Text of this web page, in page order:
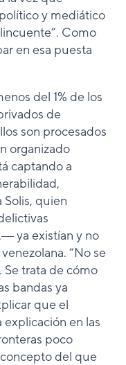
y mediático
Como
en esa puesta
del 1% de los
de
son procesados
organizado
captando a
quien
ya existían y no
“No se
Se trata de cómo
bandas ya
que el
en las
poco
del que